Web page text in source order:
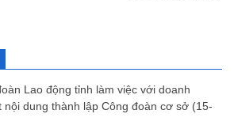
Lao động tỉnh làm việc với doanh
nội dung thành lập Công đoàn cơ sở (15-